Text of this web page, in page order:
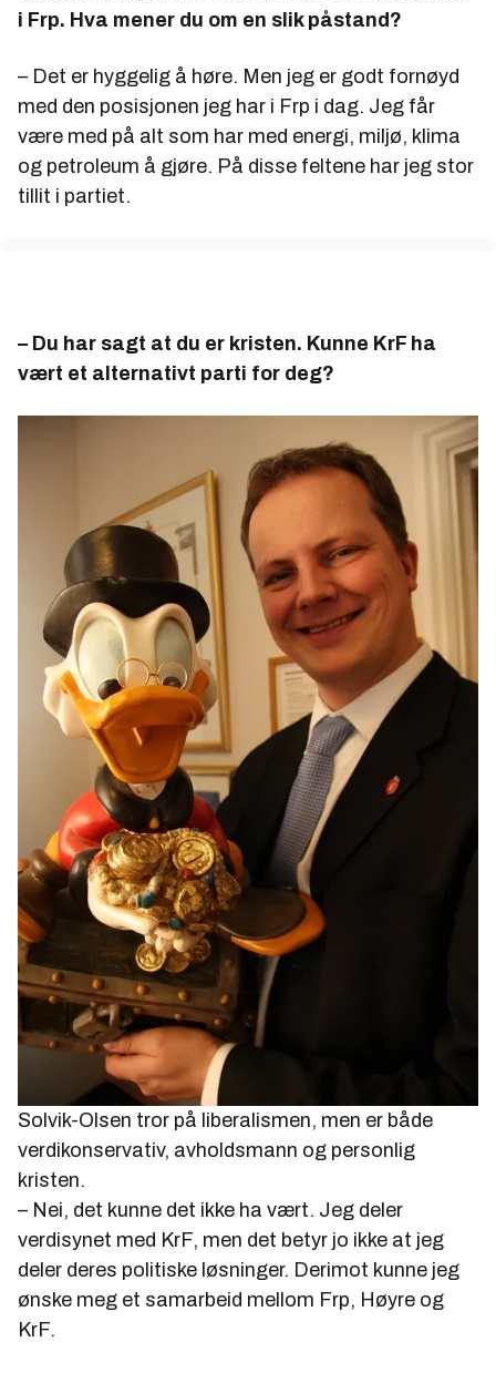
i Frp. Hva mener du om en slik påstand?
– Det er hyggelig å høre. Men jeg er godt fornøyd
med den posisjonen jeg har i Frp i dag. Jeg får
være med på alt som har med energi, miljø, klima
og petroleum å gjøre. På disse feltene har jeg stor
tillit i partiet.
– Du har sagt at du er kristen. Kunne KrF ha
vært et alternativt parti for deg?
Solvik-Olsen tror på liberalismen, men er både
verdikonservativ, avholdsmann og personlig
kristen.
– Nei, det kunne det ikke ha vært. Jeg deler
verdisynet med KrF, men det betyr jo ikke at jeg
deler deres politiske løsninger. Derimot kunne jeg
ønske meg et samarbeid mellom Frp, Høyre og
KrF.